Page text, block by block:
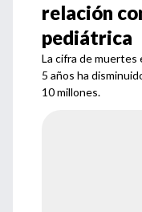
relación
pediátrica
La cifra de muertes
5 años ha
10 millones.